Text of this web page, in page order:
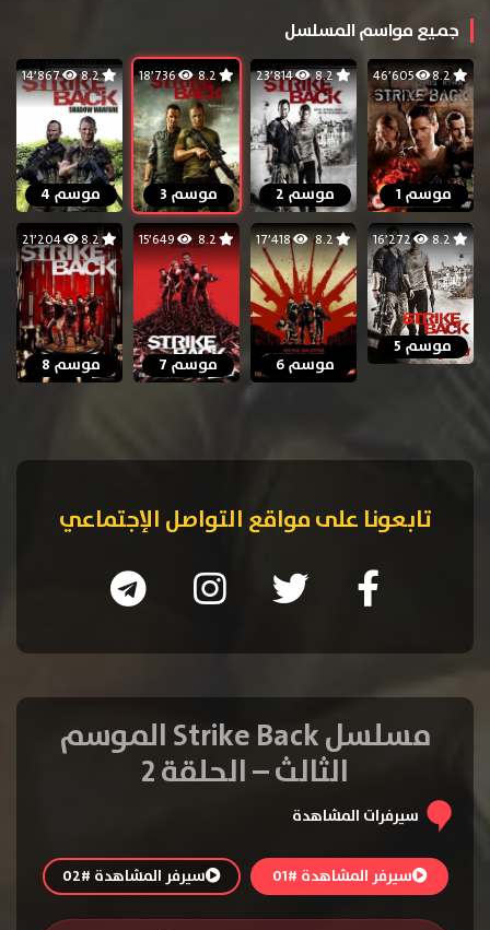
جميع مواسم المسلسل
8.2 46٬605
موسم 1
8.2 23٬814
موسم 2
18٬736
موسم 3
8.2 14٬867
موسم 4
8.2 16٬272
موسم 5
8.2 17٬418
موسم 6
8.2 15٬649
موسم 7
8.2 21٬204
موسم 8
تابعونا على مواقع التواصل الإجتماعي
مسلسل Strike Back الموسم
الثالث – الحلقة 2
سيرفرات المشاهدة
سيرفر المشاهدة #01 سيرفر المشاهدة #02